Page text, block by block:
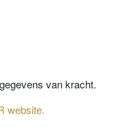
van kracht.
website.